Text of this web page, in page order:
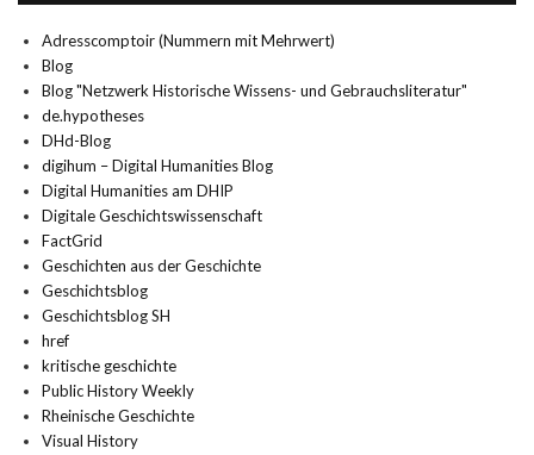
Adresscomptoir (Nummern mit Mehrwert)
Blog
Blog "Netzwerk Historische Wissens- und Gebrauchsliteratur"
de.hypotheses
DHd-Blog
digihum – Digital Humanities Blog
Digital Humanities am DHIP
Digitale Geschichtswissenschaft
FactGrid
Geschichten aus der Geschichte
Geschichtsblog
Geschichtsblog SH
href
kritische geschichte
Public History Weekly
Rheinische Geschichte
Visual History